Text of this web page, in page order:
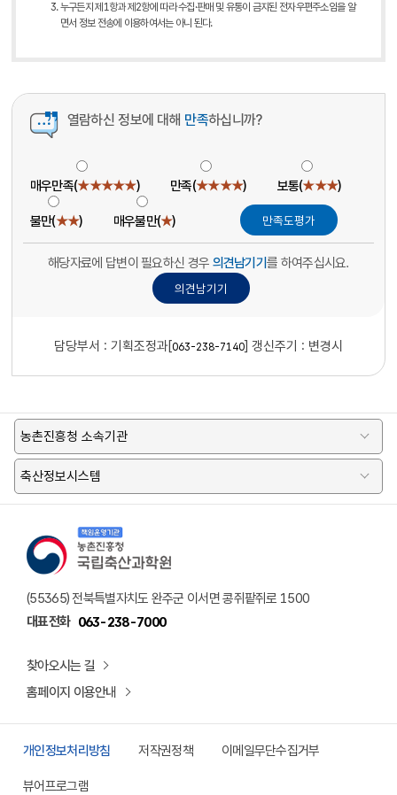
누구든지 제1항과 제2항에 따라 수집·판매 및 유통이 금지된 전자우편주소임을 알
면서 정보 전송에 이용하여서는 아니 된다.
열람하신 정보에 대해 만족하십니까?
매우만족(★★★★★) 만족(★★★★) 보통(★★★)
불만(★★) 매우불만(★)
해당자료에 답변이 필요하신 경우 의견남기기를 하여주십시요.
담당부서 : 기획조정과[063-238-7140] 갱신주기 : 변경시
농촌진흥청 소속기관
축산정보시스템
(55365) 전북특별자치도 완주군 이서면 콩쥐팥쥐로 1500
대표전화 063-238-7000
찾아오시는 길
홈페이지 이용안내
개인정보처리방침 저작권정책 이메일무단수집거부
뷰어프로그램